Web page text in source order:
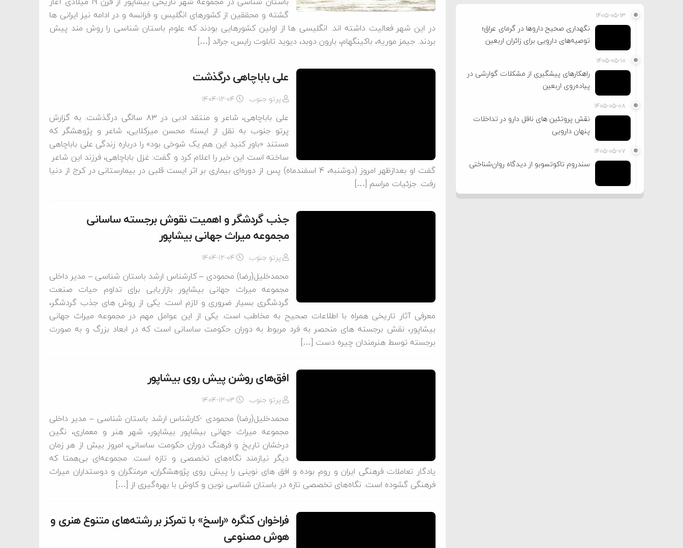
گشته و محققین از کشورهای انگلیس و فرانسه و در ادامه نیز ایرانی ها
در این شهر فعالیت داشته اند. انگلیسی ها از اولین کشورهایی بودند که علوم باستان شناسی را روش مند پیش
بردند. جیمز موریه، باکینگهام، بارون دوبد، دیوید تابلوت رایس، جرالد […]
علی باباچاهی درگذشت
پرتو جنوب ۱۴۰۴-۱۲-۰۴
علی باباچاهی، شاعر و منتقد ادبی در ۸۳ سالگی درگذشت. به گزارش
پرتو جنوب به نقل از ایسنا؛ محسن میرکلایی، شاعر و پژوهشگر که
مستند «باور کنید این هم یک شوخی بود» را درباره زندگی علی باباچاهی
ساخته است این خبر را اعلام کرد و گفت: غزل باباچاهی، فرزند این شاعر
گفت او بعدازظهر امروز (دوشنبه، ۴ اسفندماه) پس از دوره‌ای بیماری بر اثر ایست قلبی در بیمارستانی در کرج از دنیا
رفت. جزئیات مراسم […]
جذب گردشگر و اهمیت نقوش برجسته ساسانی
مجموعه میراث جهانی بیشاپور
پرتو جنوب ۱۴۰۴-۱۲-۰۴
محمدخلیل(رضا) محمودی – کارشناس ارشد باستان شناسی – مدیر داخلی
مجموعه میراث جهانی بیشاپور بازاریابی برای تداوم حیات صنعت
گردشگری بسیار ضروری و لازم است. یکی از روش های جذب گردشگر،
معرفی آثار تاریخی همراه با اطلاعات صحیح به مخاطب است. یکی از این عوامل مهم در مجموعه میراث جهانی
بیشاپور، نقش برجسته های منحصر به فرد مربوط به دوران حکومت ساسانی است که در ابعاد بزرگ و به صورت
برجسته توسط هنرمندان چیره دست […]
افق‌های روشن پیش روی بیشاپور
پرتو جنوب ۱۴۰۴-۱۲-۰۳
محمدخلیل(رضا) محمودی -کارشناس ارشد باستان شناسی – مدیر داخلی
مجموعه میراث جهانی بیشاپور بیشاپور، شهر هنر و معماری، نگین
درخشان تاریخ و فرهنگ دوران حکومت ساسانی، امروز بیش از هر زمان
دیگر نیازمند نگاه‌های تخصصی و تازه است. مجموعه‌ای بی‌همتا که
یادگار تعاملات فرهنگی ایران و روم بوده و افق های نوینی را پیش روی پژوهشگران، مرمتگران و دوستداران میراث
فرهنگی گشوده است. نگاه‌های تخصصی تازه در باستان شناسی نوین و کاوش با بهره‌گیری از […]
فراخوان کنگره «راسخ» با تمرکز بر رشته‌های متنوع هنری و
هوش مصنوعی
۱۴۰۵-۰۵-۱۳
نگهداری صحیح داروها در گرمای عراق؛
توصیه‌های دارویی برای زائران اربعین
۱۴۰۵-۰۵-۱۰
راهکارهای پیشگیری از مشکلات گوارشی در
پیاده‌روی اربعین
۱۴۰۵-۰۵-۰۸
نقش پروتئین های ناقل دارو در تداخلات
پنهان دارویی
۱۴۰۵-۰۵-۰۷
سندروم تاکوتسوبو از دیدگاه روان‌شناختی